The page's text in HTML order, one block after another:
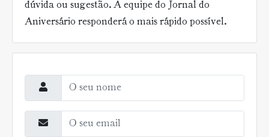
dúvida ou sugestão. A equipe do Jornal do
Aniversário responderá o mais rápido possível.